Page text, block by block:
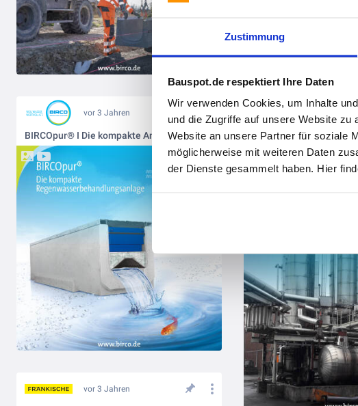
Zustimmung
Bauspot.de respektiert Ihre Daten
Wir verwenden Cookies, um Inhalte
und die Zugriffe auf unsere Website
Website an unsere Partner für soziale
möglicherweise mit weiteren Daten
der Dienste gesammelt haben. Hier
vor 3 Jahren
BIRCOpur® I Die kompakte Anlage zur Niederschlagswasserbehandlung - BIRCOpur® I L'installation compacte pour le traitement des eaux pluviales
vor 3 Jahren
vor 3 Jahren